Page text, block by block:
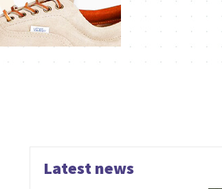
Latest news